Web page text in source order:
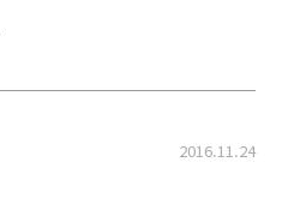
2016.11.24